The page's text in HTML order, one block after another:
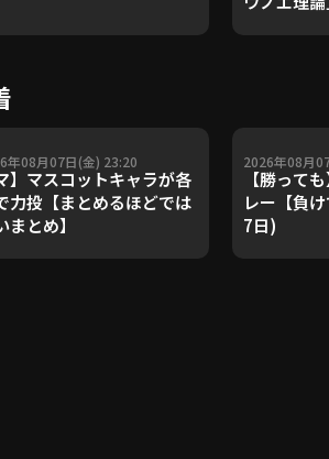
年08月07日(金) 23:20
】マスコットキャラが各
力投【まとめるほどでは
まとめ】
2026年08月
【勝って
レー【負
7日)